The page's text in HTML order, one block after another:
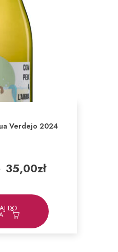
Verdejo 2024
Pierwotna
wynosiła:
38,00zł.
35,00złAktualna
35,00zł.
DO